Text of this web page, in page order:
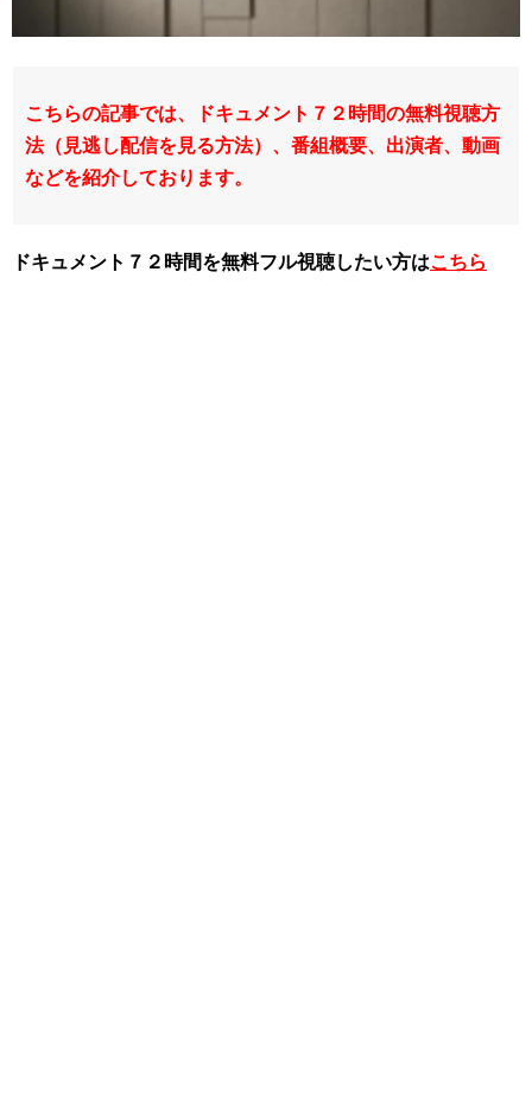
こちらの記事では、ドキュメント７２時間の無料視聴方
法（見逃し配信を見る方法）、番組概要、出演者、動画
などを紹介しております。
ドキュメント７２時間を無料フル視聴したい方はこちら